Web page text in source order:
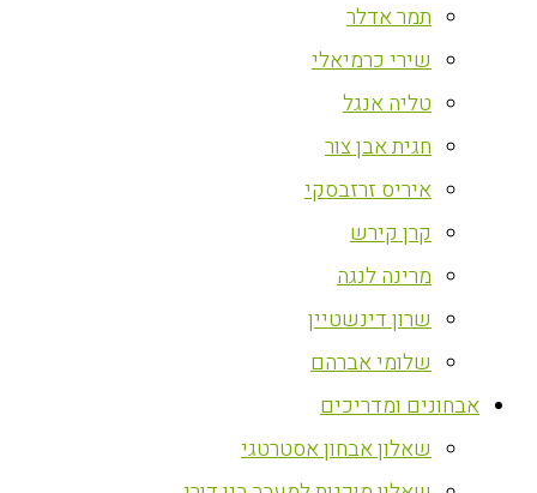
תמר אדלר
שירי כרמיאלי
טליה אנגל
חגית אבן צור
איריס זרזבסקי
קרן קירש
מרינה לנגה
שרון דינשטיין
שלומי אברהם
אבחונים ומדריכים
שאלון אבחון אסטרטגי